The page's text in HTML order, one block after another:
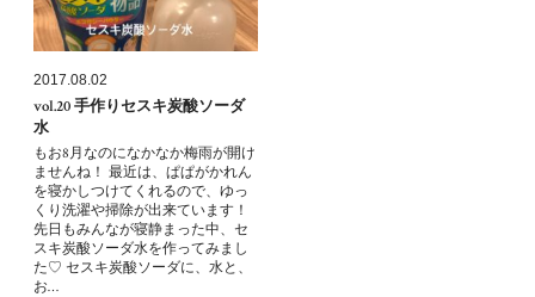
2017.08.02
vol.20 手作りセスキ炭酸ソーダ
水
もお8月なのになかなか梅雨が開け
ませんね！ 最近は、ぱぱがかれん
を寝かしつけてくれるので、ゆっ
くり洗濯や掃除が出来ています！
先日もみんなが寝静まった中、セ
スキ炭酸ソーダ水を作ってみまし
た♡ セスキ炭酸ソーダに、水と、
お…